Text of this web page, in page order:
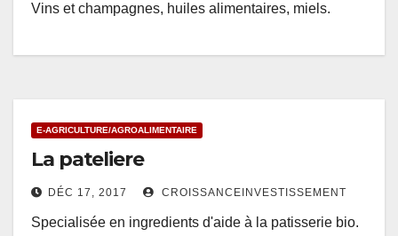
Vins et champagnes, huiles alimentaires, miels.
E-AGRICULTURE/AGROALIMENTAIRE
La pateliere
DÉC 17, 2017 CROISSANCEINVESTISSEMENT
Specialisée en ingredients d'aide à la patisserie bio.